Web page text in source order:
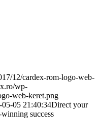
12/cardex-rom-logo-web-
wp-
web-keret.png
05-05 21:40:34Direct your
success